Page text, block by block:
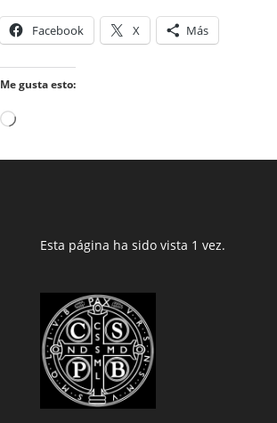
Facebook X Más
Me gusta esto:
Cargando...
Esta página ha sido vista 1 vez.